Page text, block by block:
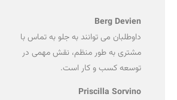
Berg Devien
داوطلبان می توانند به جلو به تماس با
مشتری به طور منظم، نقش مهمی در
توسعه کسب و کار است.
Priscilla Sorvino